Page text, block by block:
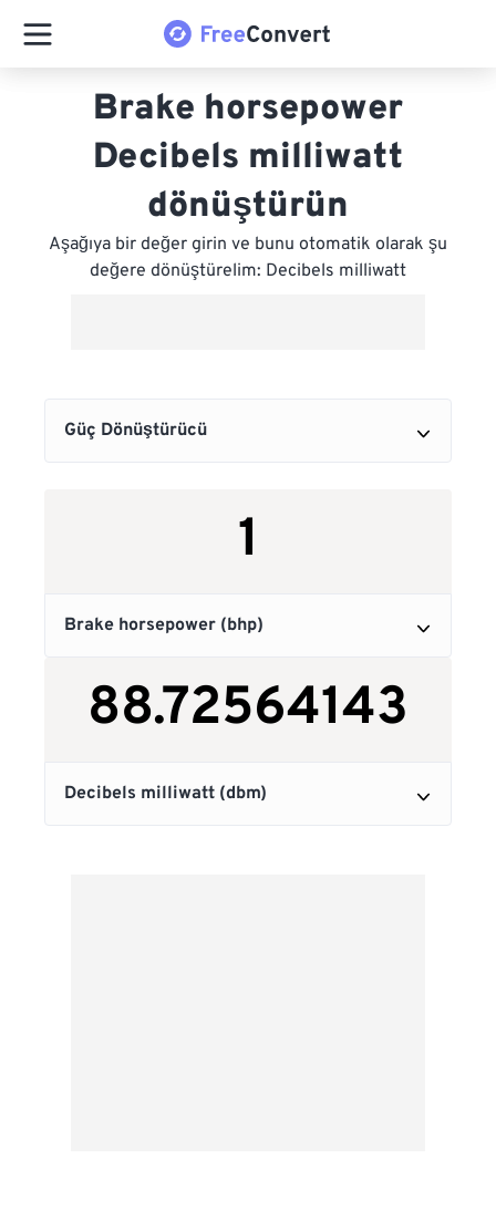
Brake horsepower
Decibels milliwatt
dönüştürün
Aşağıya bir değer girin ve bunu otomatik olarak şu
değere dönüştürelim: Decibels milliwatt